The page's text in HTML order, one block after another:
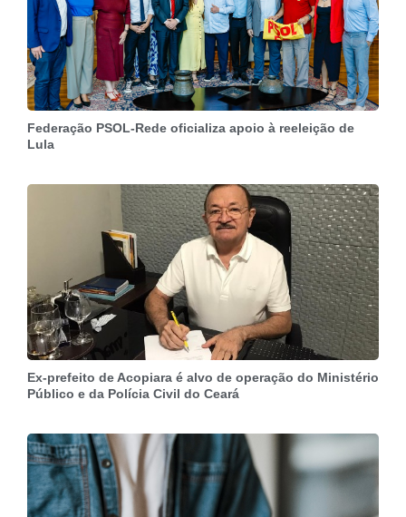
Federação PSOL-Rede oficializa apoio à reeleição de
Lula
Ex-prefeito de Acopiara é alvo de operação do Ministério
Público e da Polícia Civil do Ceará